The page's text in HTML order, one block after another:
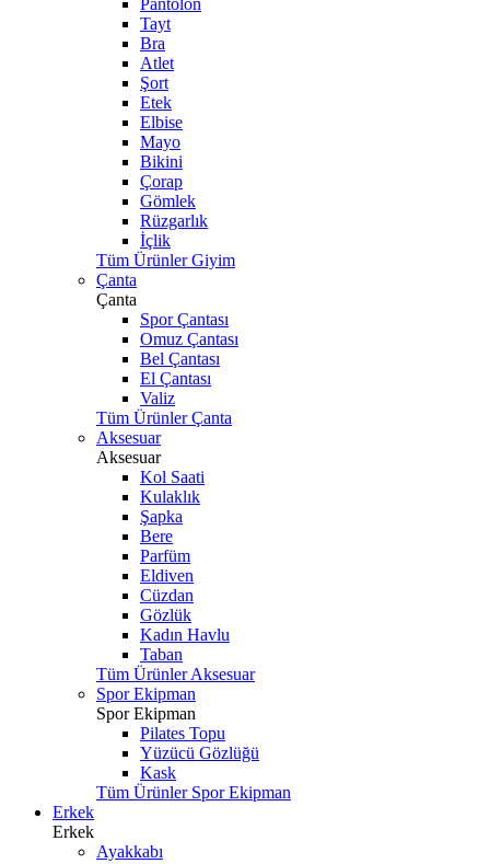
Pantolon
Tayt
Bra
Atlet
Şort
Etek
Elbise
Mayo
Bikini
Çorap
Gömlek
Rüzgarlık
İçlik
Tüm Ürünler Giyim
Çanta
Çanta
Spor Çantası
Omuz Çantası
Bel Çantası
El Çantası
Valiz
Tüm Ürünler Çanta
Aksesuar
Aksesuar
Kol Saati
Kulaklık
Şapka
Bere
Parfüm
Eldiven
Cüzdan
Gözlük
Kadın Havlu
Taban
Tüm Ürünler Aksesuar
Spor Ekipman
Spor Ekipman
Pilates Topu
Yüzücü Gözlüğü
Kask
Tüm Ürünler Spor Ekipman
Erkek
Erkek
Ayakkabı